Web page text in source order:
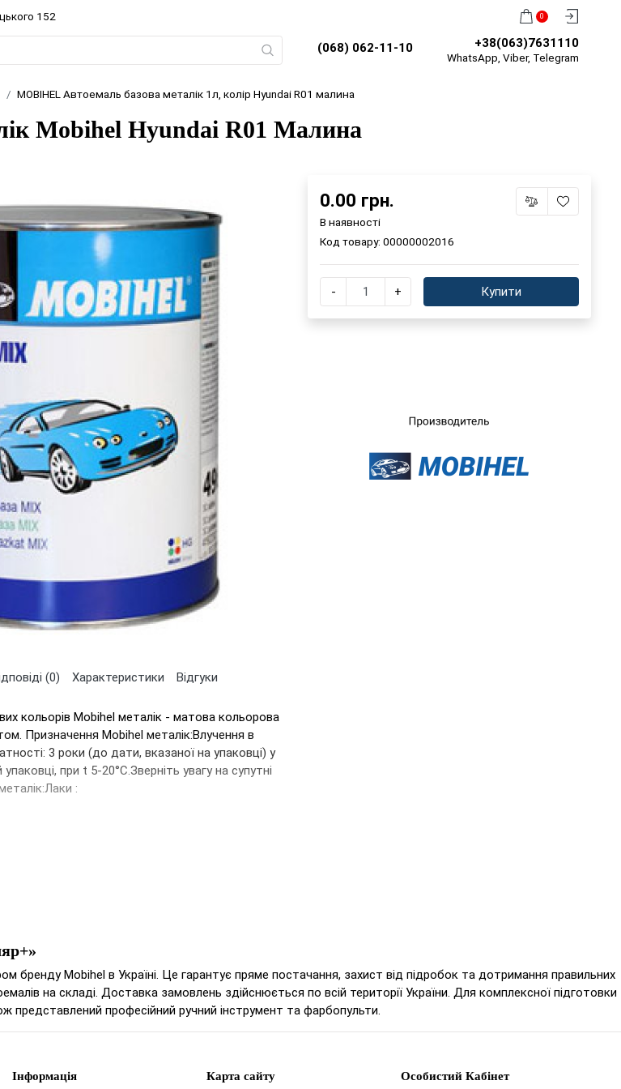
152
(068) 062-11-10
0
+38(063)7631110
WhatsApp, Viber, Telegram
MOBIHEL Автоемаль базова металік 1л, колір Hyundai R01 малина
Mobihel Hyundai R01 Малина
(0) Характеристики Відгуки
кольорів Mobihel металік - матова кольорова
Призначення Mobihel металік:Влучення в
3 роки (до дати, вказаної на упаковці) у
при t 5-20°С.Зверніть увагу на супутні
:
0.00 грн.
В наявності
Код товару: 00000002016
- + Купити
бренду Mobihel в Україні. Це гарантує пряме постачання, захист від підробок та дотримання правильних
на складі. Доставка замовлень здійснюється по всій території України. Для комплексної підготовки
представлений професійний ручний інструмент та фарбопульти.
Інформація Карта сайту Особистий Кабінет